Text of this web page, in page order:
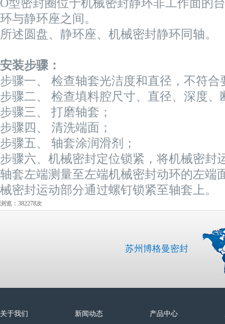
O型密封圈位于机械密封静环非工作面的
环与静环座之间。
所述圆盘、静环座、机械密封静环同轴。
安装步骤：
步骤一、 检查轴套光洁度和直径，不符合
步骤二、 检查填料腔尺寸、直径、深度
步骤三、 打磨轴套；
步骤四、 清洗端面；
步骤五、 轴套涂润滑剂；
步骤六、机械密封定位锁紧，将机械密封
轴套左端测量至左端机械密封动环的左端
械密封运动部分通过螺钉锁紧至轴套上。
浏览：382278次
苏州博格曼密封
关于我们 新闻动态 产品中心